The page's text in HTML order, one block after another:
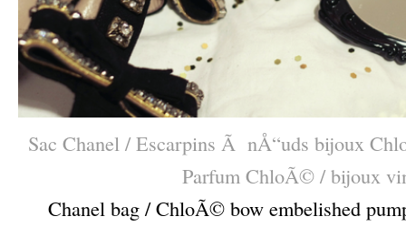
Sac Chanel / Escarpins Ã nÅ“uds bijoux
Parfum ChloÃ© / bijoux
Chanel bag / ChloÃ© bow embelished